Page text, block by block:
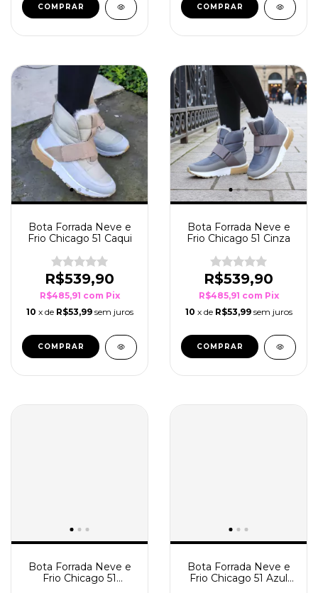
COMPRAR COMPRAR
Bota Forrada Neve e
Frio Chicago 51 Caqui
R$539,90
R$485,91 com Pix
10 x de R$53,99 sem juros
COMPRAR
Bota Forrada Neve e
Frio Chicago 51 Cinza
R$539,90
R$485,91 com Pix
10 x de R$53,99 sem juros
COMPRAR
Bota Forrada Neve e
Frio Chicago 51
Bota Forrada Neve e
Frio Chicago 51 Azul